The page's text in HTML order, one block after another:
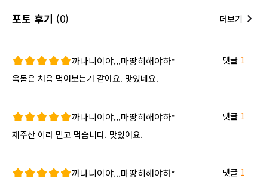
포토 후기 (0) 더보기
까나니이야...마땅히해야하* 댓글 1
옥돔은 처음 먹어보는거 같아요. 맛있네요.
까나니이야...마땅히해야하* 댓글 1
제주산 이라 믿고 먹습니다. 맛있어요.
까나니이야...마땅히해야하* 댓글 1